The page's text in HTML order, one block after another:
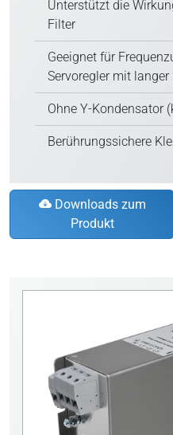
Unterstützt die
Filter
Geeignet für
Servoregler mit
Ohne Y-Kondensator
Berührungssichere
Downloads zum
Produkt